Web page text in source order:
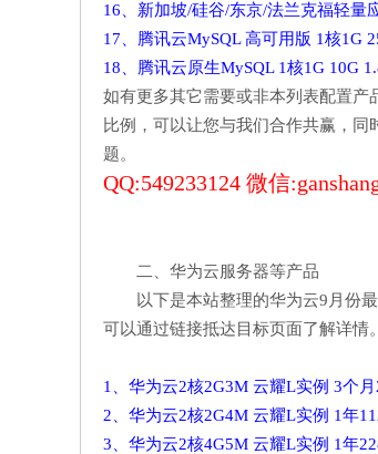
16、新加坡/硅谷/东京/法兰克福轻量
17、腾讯云MySQL 高可用版 1核1G
18、腾讯云原生MySQL 1核1G 10G
如有更多其它需要或非本列表配置
比例，可以让您与我们合作共赢，
题。
QQ:549233124 微信
二、华为云服务器等产品
以下是本站整理的华为云9月份
可以通过链接抵达目标页面了解详情。
1、华为云2核2G3M 云耀L实例 3个
2、华为云2核2G4M 云耀L实例 1年
3、华为云2核4G5M 云耀L实例 1年